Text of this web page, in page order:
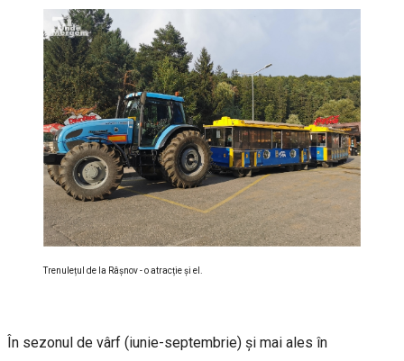
Trenulețul de la Râșnov - o atracție și el.
În sezonul de vârf (iunie-septembrie) şi mai ales în